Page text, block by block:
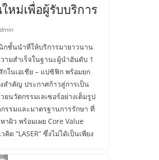
หม่เพื่อผู้รับบริการ
กชั้นนำที่ให้บริการมายาวนาน
ามสำเร็จในฐานะผู้นำอันดับ 1
ในเอเชีย – แปซิฟิก พร้อมยก
สำคัญ ประกาศก้าวสู่การเป็น
ยนวัตกรรมเลเซอร์อย่างเต็มรูป
รรมและมาตรฐานการรักษา ที่
ผิว พร้อมเผย Core Value
ด “LASER” ซึ่งไม่ได้เป็นเพียง